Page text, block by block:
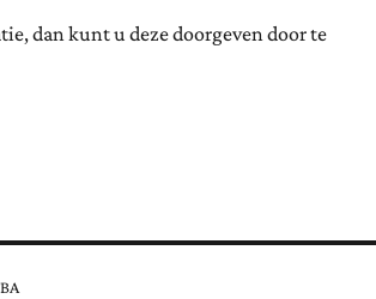
dan kunt u deze doorgeven door te